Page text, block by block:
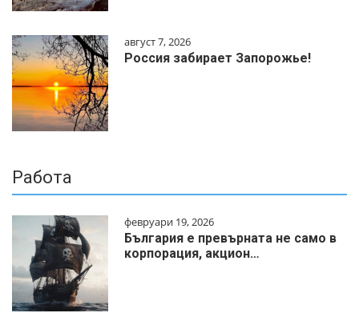
август 7, 2026
Россия забирает Запорожье!
Работа
февруари 19, 2026
България е превърната не само в
корпорация, акцион…